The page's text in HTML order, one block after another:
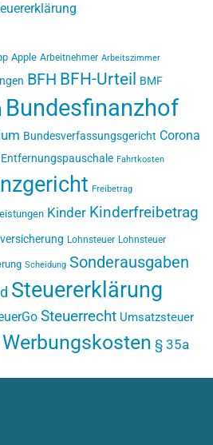
Apple Arbeitnehmer Arbeitszimmer
BFH BFH-Urteil BMF
Bundesfinanzhof
Bundesverfassungsgericht Corona
Entfernungspauschale Fahrtkosten
Freibetrag
Kinder Kinderfreibetrag
Lohnsteuer Lohnsteuer
Scheidung Sonderausgaben
Steuererklärung
Steuerrecht Umsatzsteuer
Werbungskosten § 35a